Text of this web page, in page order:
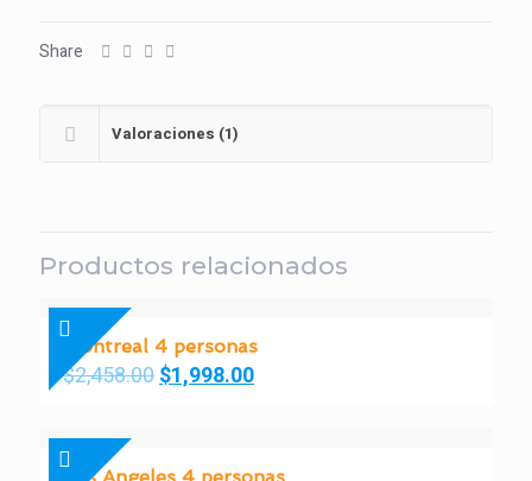
Share
Valoraciones (1)
Productos relacionados
Montreal 4 personas
$2,458.00$1,998.00